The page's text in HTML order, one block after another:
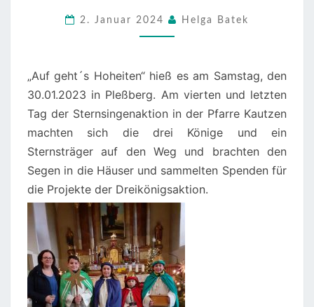
DREI
KÖNIGE
VON
HAUS
ZU
HAUS
PLESSBERG
2. Januar 2024 Helga Batek
„Auf geht´s Hoheiten“ hieß es am Samstag, den
30.01.2023 in Pleßberg. Am vierten und letzten
Tag der Sternsingenaktion in der Pfarre Kautzen
machten sich die drei Könige und ein
Sternsträger auf den Weg und brachten den
Segen in die Häuser und sammelten Spenden für
die Projekte der Dreikönigsaktion.